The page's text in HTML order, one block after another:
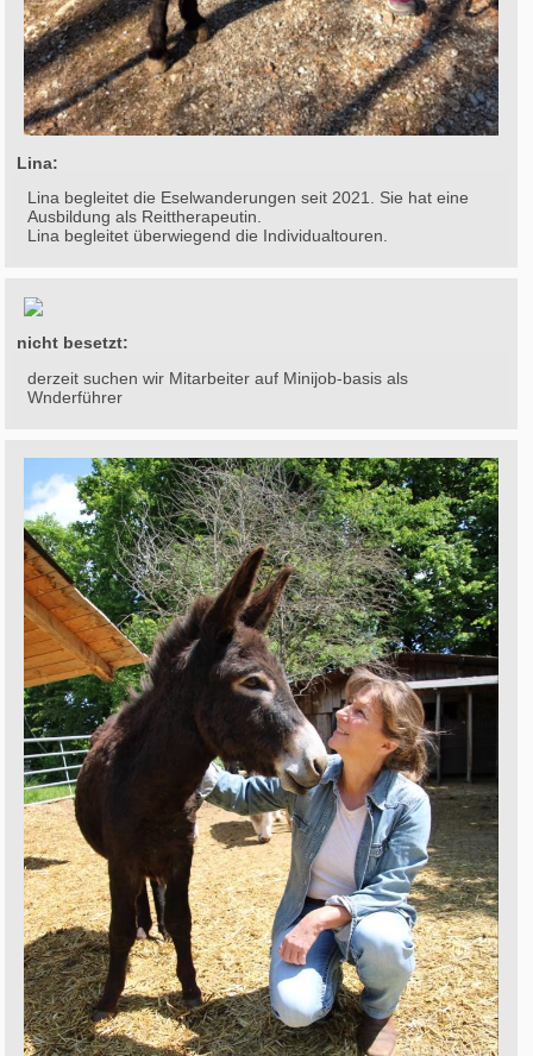
Lina:
Lina begleitet die Eselwanderungen seit 2021. Sie hat eine
Ausbildung als Reittherapeutin.
Lina begleitet überwiegend die Individualtouren.
nicht besetzt:
derzeit suchen wir Mitarbeiter auf Minijob-basis als
Wnderführer